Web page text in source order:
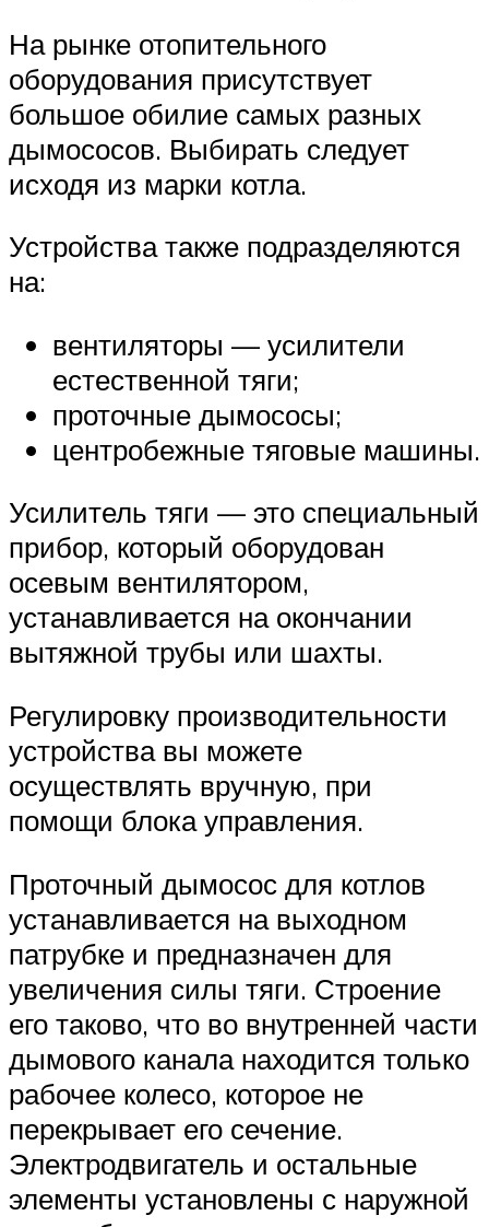
На рынке отопительного
оборудования присутствует
большое обилие самых разных
дымососов. Выбирать следует
исходя из марки котла.
Устройства также подразделяются
на:
вентиляторы — усилители
естественной тяги;
проточные дымососы;
центробежные тяговые машины.
Усилитель тяги — это специальный
прибор, который оборудован
осевым вентилятором,
устанавливается на окончании
вытяжной трубы или шахты.
Регулировку производительности
устройства вы можете
осуществлять вручную, при
помощи блока управления.
Проточный дымосос для котлов
устанавливается на выходном
патрубке и предназначен для
увеличения силы тяги. Строение
его таково, что во внутренней части
дымового канала находится только
рабочее колесо, которое не
перекрывает его сечение.
Электродвигатель и остальные
элементы установлены с наружной